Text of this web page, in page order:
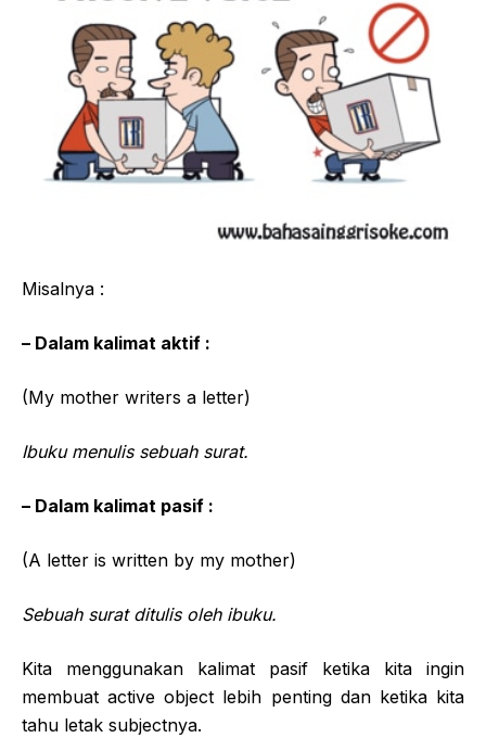
Misalnya :
– Dalam kalimat aktif :
(My mother writers a letter)
Ibuku menulis sebuah surat.
– Dalam kalimat pasif :
(A letter is written by my mother)
Sebuah surat ditulis oleh ibuku.
Kita menggunakan kalimat pasif ketika kita ingin
membuat active object lebih penting dan ketika kita
tahu letak subjectnya.